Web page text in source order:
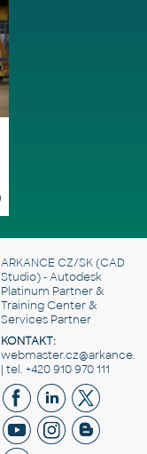
ARKANCE CZ/SK(CAD
Studio) - Autodesk
Platinum Partner &
Training Center &
Services Partner
KONTAKT:
| tel. +420 910 970 111